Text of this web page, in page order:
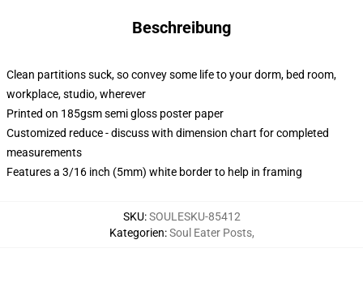
Beschreibung
Clean partitions suck, so convey some life to your dorm, bed room,
workplace, studio, wherever
Printed on 185gsm semi gloss poster paper
Customized reduce - discuss with dimension chart for completed
measurements
Features a 3/16 inch (5mm) white border to help in framing
SKU:SOULESKU-85412
Kategorien:Soul Eater Posts,